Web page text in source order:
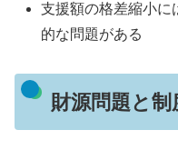
支援額の格差縮小に
的な問題がある
財源問題と